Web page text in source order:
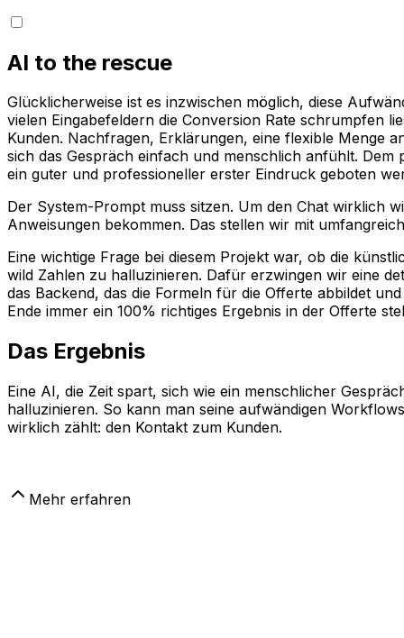
AI to the rescue
Glücklicherweise ist es inzwischen möglich, diese
vielen Eingabefeldern die Conversion Rate schrumpfen
Kunden. Nachfragen, Erklärungen, eine flexible Menge
sich das Gespräch einfach und menschlich anfühlt.
ein guter und professioneller erster Eindruck geboten
Der System-Prompt muss sitzen. Um den Chat wirklich
Anweisungen bekommen. Das stellen wir mit
Eine wichtige Frage bei diesem Projekt war, ob die
wild Zahlen zu halluzinieren. Dafür erzwingen wir eine
das Backend, das die Formeln für die Offerte abbildet
Ende immer ein 100% richtiges Ergebnis in der Offerte
Das Ergebnis
Eine AI, die Zeit spart, sich wie ein menschlicher
halluzinieren. So kann man seine aufwändigen
wirklich zählt: den Kontakt zum Kunden.
Mehr erfahren